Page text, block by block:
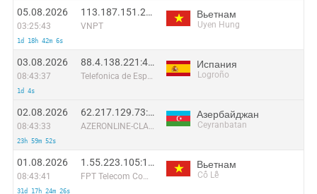
05.08.2026
03:25:43
1d 18h 42m 6s
113.187.151.220:59203
VNPT
Вьетнам
Uyen Hung
03.08.2026
08:43:37
1d 4s
88.4.138.221:48668
Telefonica de Espana SAU
Испания
Logroño
02.08.2026
08:43:33
23h 59m 52s
62.217.129.73:8450
AZERONLINE-CLASS
Азербайджан
Ceyranbatan
01.08.2026
08:43:41
31d 17h 24m 26s
1.55.223.105:19890
FPT Telecom Company
Вьетнам
Cổ Lễ